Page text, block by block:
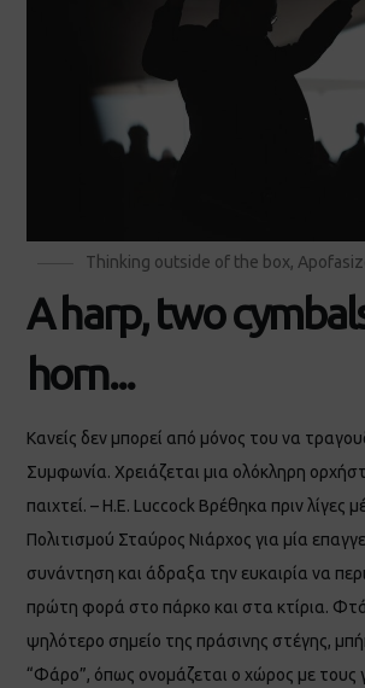
Thinking outside of the box,
A harp, two
horn...
Κανείς δεν μπορεί από μόνος του να
Συμφωνία. Χρειάζεται μια ολόκληρη
παιχτεί. – H.E. Luccock Βρέθηκα πριν λίγες
Πολιτισμού Σταύρος Νιάρχος για μία
συνάντηση και άδραξα την ευκαιρία να
πρώτη φορά στο πάρκο και στα κτίρια.
ψηλότερο σημείο της πράσινης στέγης,
“Φάρο”, όπως ονομάζεται ο χώρος με τους